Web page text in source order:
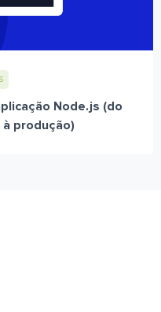
Node.js (do
produção)